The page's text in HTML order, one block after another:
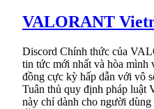
VALORANT
Discord Chính thức của
tin tức mới nhất và hòa mình
đồng cực kỳ hấp dẫn với vô
Tuân thủ quy định pháp luật
này chỉ dành cho người